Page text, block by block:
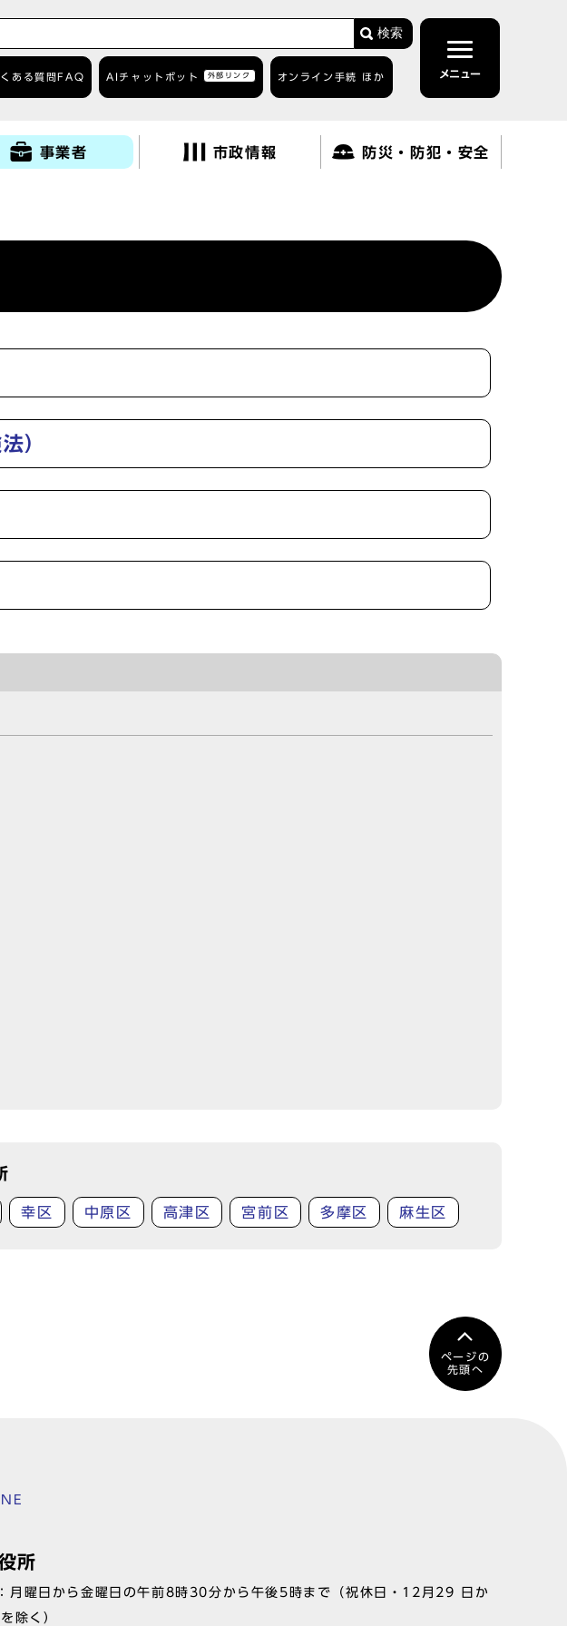
検索
ある質問 FAQ AIチャットボット 外部リンク オンライン手続 ほか メニュー
事業者 市政情報 防災・防犯・安全
）
幸区 中原区 高津区 宮前区 多摩区 麻生区
ページの
先頭へ
所
月曜日から金曜日の午前8時30分から午後5時まで（祝休日・12月29 日か
除く）